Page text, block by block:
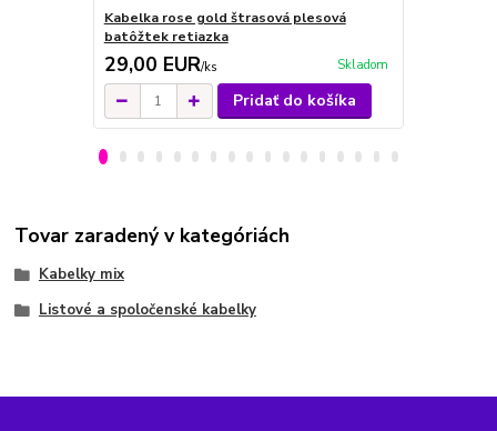
Kabelka rose gold štrasová plesová
batôžtek retiazka
29,00 EUR/ks Skladom
Pridať do košíka
Tovar zaradený v kategóriách
Kabelky mix
Listové a spoločenské kabelky